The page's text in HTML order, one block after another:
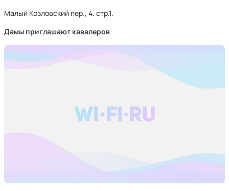
Малый Козловский пер., 4. стр.1.
Дамы приглашают кавалеров